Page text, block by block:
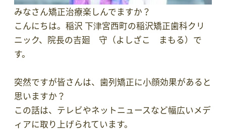
みなさん矯正治療楽しんでますか？
こんにちは。稲沢 下津宮西町の稲沢矯正歯科クリ
ニック、院長の吉廻 守（よしざこ まもる）で
す。
突然ですが皆さんは、歯列矯正に小顔効果があると
思いますか？
この話は、テレビやネットニュースなど幅広いメデ
ィアに取り上げられています。